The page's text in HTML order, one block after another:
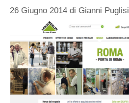
26 Giugno 2014 di Gianni Puglisi